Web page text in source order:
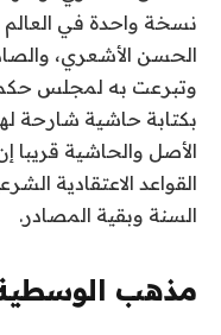
نسخة واحدة في العالم
الحسن الأشعري،
وتبرعت به لمجلس
بكتابة حاشية شارحة
الأصل والحاشية قريبا
القواعد الاعتقادية
السنة وبقية المصادر.
مذهب